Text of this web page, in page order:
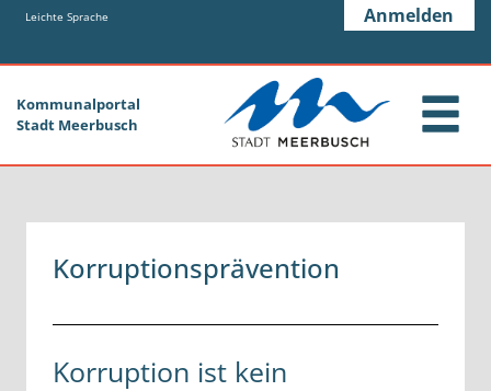
Zum Hauptinhalt springen
Zum Header
Zum Hauptinhalt
Zum Footer
Leichte Sprache Anmelden
Kommunalportal
Stadt Meerbusch
Korruptionsprävention
Beschreibung
Korruption ist kein